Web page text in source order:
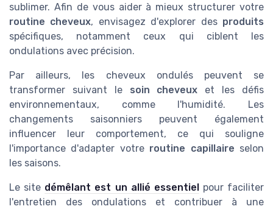
sublimer. Afin de vous aider à mieux structurer votre
routine cheveux, envisagez d'explorer des produits
spécifiques, notamment ceux qui ciblent les
ondulations avec précision.
Par ailleurs, les cheveux ondulés peuvent se
transformer suivant le soin cheveux et les défis
environnementaux, comme l'humidité. Les
changements saisonniers peuvent également
influencer leur comportement, ce qui souligne
l'importance d'adapter votre routine capillaire selon
les saisons.
Le site démêlant est un allié essentielpour faciliter
l'entretien des ondulations et contribuer à une